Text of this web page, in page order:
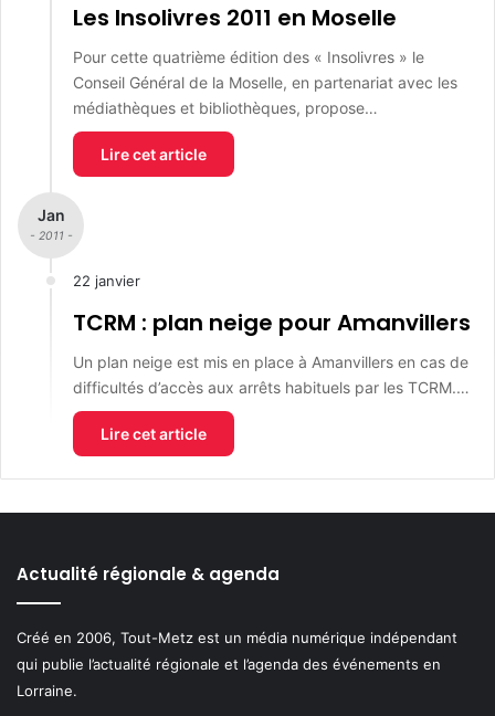
Les Insolivres 2011 en Moselle
Pour cette quatrième édition des « Insolivres » le
Conseil Général de la Moselle, en partenariat avec les
médiathèques et bibliothèques, propose…
Lire cet article
Jan
- 2011 -
22 janvier
TCRM : plan neige pour Amanvillers
Un plan neige est mis en place à Amanvillers en cas de
difficultés d’accès aux arrêts habituels par les TCRM.…
Lire cet article
Actualité régionale & agenda
Créé en 2006, Tout-Metz est un média numérique indépendant
qui publie l’actualité régionale et l’agenda des événements en
Lorraine.